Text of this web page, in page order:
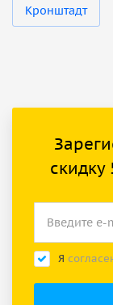
Кронштадт
Я